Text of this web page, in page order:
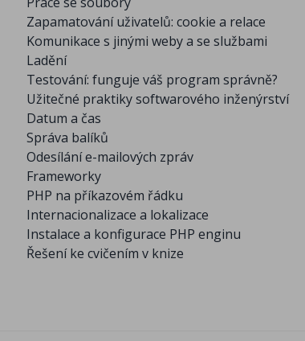
Zapamatování uživatelů: cookie a relace
Komunikace s jinými weby a se službami
Ladění
Testování: funguje váš program správně?
Užitečné praktiky softwarového inženýrství
Datum a čas
Správa balíků
Odesílání e-mailových zpráv
Frameworky
PHP na příkazovém řádku
Internacionalizace a lokalizace
Instalace a konfigurace PHP enginu
Řešení ke cvičením v knize